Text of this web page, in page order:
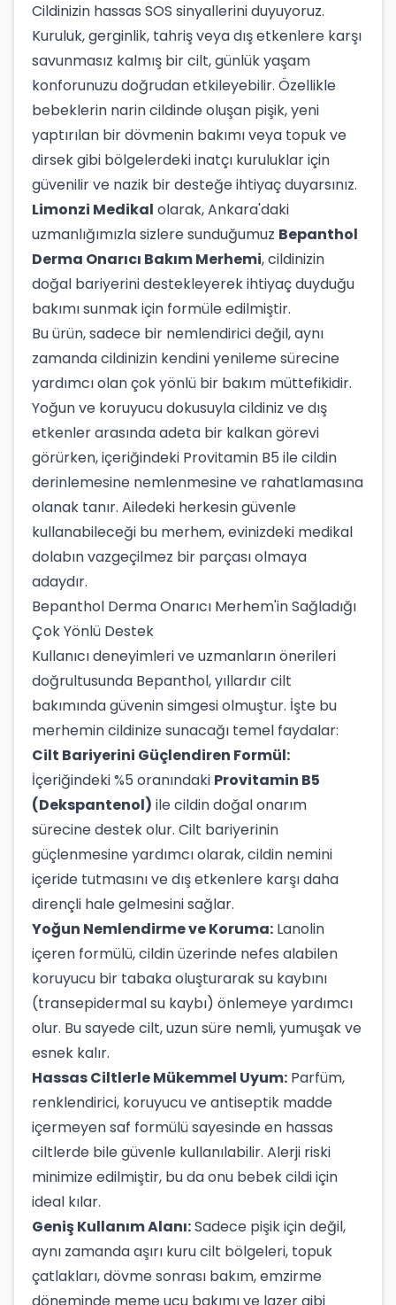
Cildinizin hassas SOS sinyallerini duyuyoruz.
Kuruluk, gerginlik, tahriş veya dış etkenlere karşı
savunmasız kalmış bir cilt, günlük yaşam
konforunuzu doğrudan etkileyebilir. Özellikle
bebeklerin narin cildinde oluşan pişik, yeni
yaptırılan bir dövmenin bakımı veya topuk ve
dirsek gibi bölgelerdeki inatçı kuruluklar için
güvenilir ve nazik bir desteğe ihtiyaç duyarsınız.
Limonzi Medikal olarak, Ankara'daki
uzmanlığımızla sizlere sunduğumuz Bepanthol
Derma Onarıcı Bakım Merhemi, cildinizin
doğal bariyerini destekleyerek ihtiyaç duyduğu
bakımı sunmak için formüle edilmiştir.
Bu ürün, sadece bir nemlendirici değil, aynı
zamanda cildinizin kendini yenileme sürecine
yardımcı olan çok yönlü bir bakım müttefikidir.
Yoğun ve koruyucu dokusuyla cildiniz ve dış
etkenler arasında adeta bir kalkan görevi
görürken, içeriğindeki Provitamin B5 ile cildin
derinlemesine nemlenmesine ve rahatlamasına
olanak tanır. Ailedeki herkesin güvenle
kullanabileceği bu merhem, evinizdeki medikal
dolabın vazgeçilmez bir parçası olmaya
adaydır.
Bepanthol Derma Onarıcı Merhem'in Sağladığı
Çok Yönlü Destek
Kullanıcı deneyimleri ve uzmanların önerileri
doğrultusunda Bepanthol, yıllardır cilt
bakımında güvenin simgesi olmuştur. İşte bu
merhemin cildinize sunacağı temel faydalar:
Cilt Bariyerini Güçlendiren Formül:
İçeriğindeki %5 oranındaki Provitamin B5
(Dekspantenol) ile cildin doğal onarım
sürecine destek olur. Cilt bariyerinin
güçlenmesine yardımcı olarak, cildin nemini
içeride tutmasını ve dış etkenlere karşı daha
dirençli hale gelmesini sağlar.
Yoğun Nemlendirme ve Koruma: Lanolin
içeren formülü, cildin üzerinde nefes alabilen
koruyucu bir tabaka oluşturarak su kaybını
(transepidermal su kaybı) önlemeye yardımcı
olur. Bu sayede cilt, uzun süre nemli, yumuşak ve
esnek kalır.
Hassas Ciltlerle Mükemmel Uyum: Parfüm,
renklendirici, koruyucu ve antiseptik madde
içermeyen saf formülü sayesinde en hassas
ciltlerde bile güvenle kullanılabilir. Alerji riski
minimize edilmiştir, bu da onu bebek cildi için
ideal kılar.
Geniş Kullanım Alanı:Sadece pişik için değil,
aynı zamanda aşırı kuru cilt bölgeleri, topuk
çatlakları, dövme sonrası bakım, emzirme